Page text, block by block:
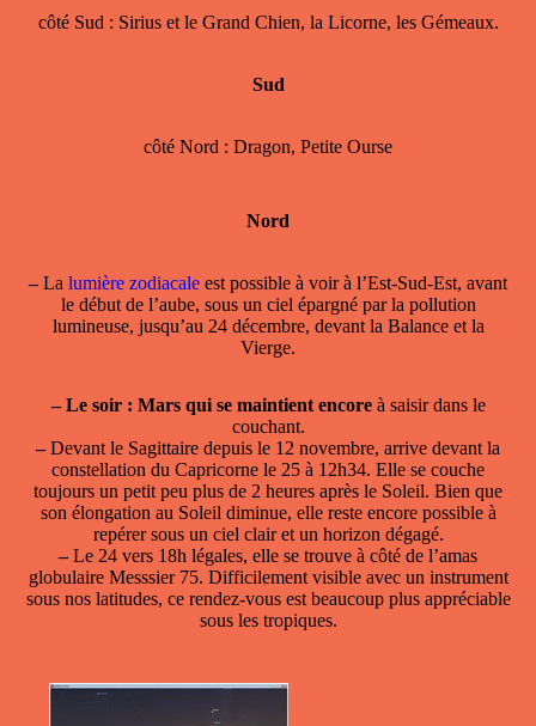
côté Sud : Sirius et le Grand Chien, la Licorne, les Gémeaux.
Sud
côté Nord : Dragon, Petite Ourse
Nord
–La lumière zodiacale est possible à voir à l’Est-Sud-Est, avant
le début de l’aube, sous un ciel épargné par la pollution
lumineuse, jusqu’au 24 décembre, devant la Balance et la
Vierge.
– Le soir : Mars qui se maintient encoreà saisir dans le
couchant.
–Devant le Sagittaire depuis le 12 novembre, arrive devant la
constellation du Capricorne le 25 à 12h34. Elle se couche
toujours un petit peu plus de 2 heures après le Soleil. Bien que
son élongation au Soleil diminue, elle reste encore possible à
repérer sous un ciel clair et un horizon dégagé.
–Le 24 vers 18h légales, elle se trouve à côté de l’amas
globulaire Messsier 75. Difficilement visible avec un instrument
sous nos latitudes, ce rendez-vous est beaucoup plus appréciable
sous les tropiques.